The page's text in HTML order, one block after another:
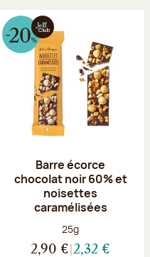
Barre écorce
chocolat noir 60% et
noisettes
caramélisées
Poids net :
25g
2,90 € 2,32 €